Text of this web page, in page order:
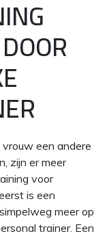
een andere
zijn er meer
voor
is een
meer op
trainer. Een